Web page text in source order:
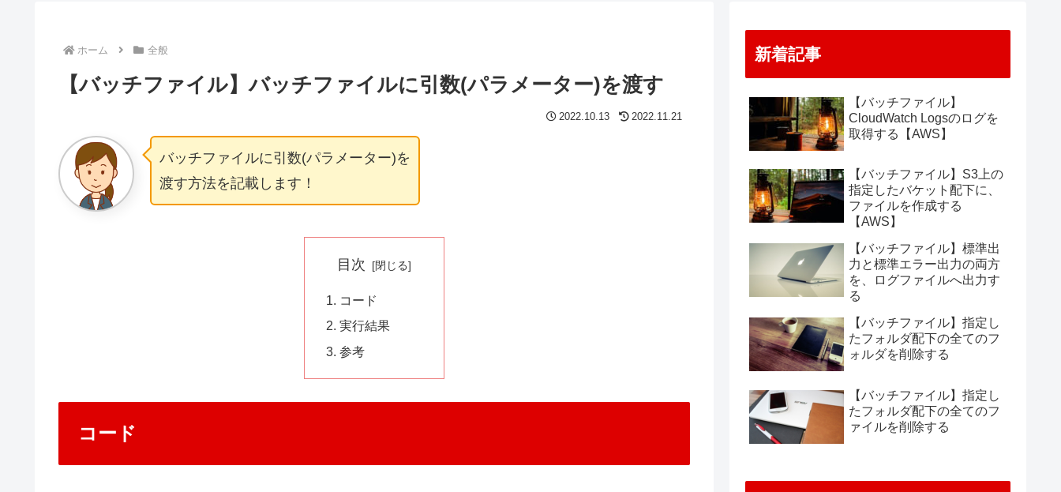
ホーム 全般
【バッチファイル】バッチファイルに引数(パラメーター)を渡す
2022.10.13 2022.11.21
バッチファイルに引数(パラメーター)を
渡す方法を記載します！
目次
コード
実行結果
参考
コード
新着記事
【バッチファイル】
CloudWatch Logsのログを
取得する【AWS】
【バッチファイル】S3上の
指定したバケット配下に、
ファイルを作成する
【AWS】
【バッチファイル】標準出
力と標準エラー出力の両方
を、ログファイルへ出力す
る
【バッチファイル】指定し
たフォルダ配下の全てのフ
ォルダを削除する
【バッチファイル】指定し
たフォルダ配下の全てのフ
ァイルを削除する